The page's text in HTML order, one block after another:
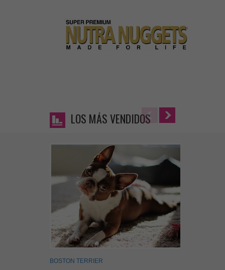
LOS MÁS VENDIDOS
BOSTON TERRIER